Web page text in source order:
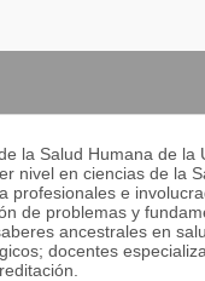
la Salud Humana de la
nivel en ciencias de la
profesionales e
de problemas y
ancestrales en
docentes